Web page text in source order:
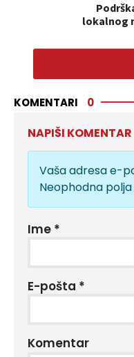
lokalnog
KOMENTARI 0
NAPIŠI KOMENTAR
Vaša adresa e-
Neophodna
Ime *
E-pošta *
Komentar